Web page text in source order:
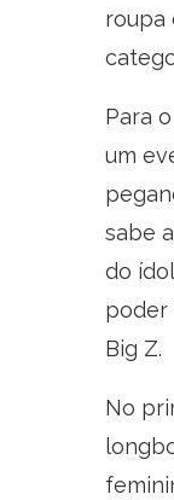
roupa
Para
um
sabe
do
poder
Big Z.
No